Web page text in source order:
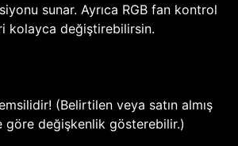
sunar. Ayrıca RGB fan kontrol
kolayca değiştirebilirsin.
(Belirtilen veya satın almış
göre değişkenlik gösterebilir.)